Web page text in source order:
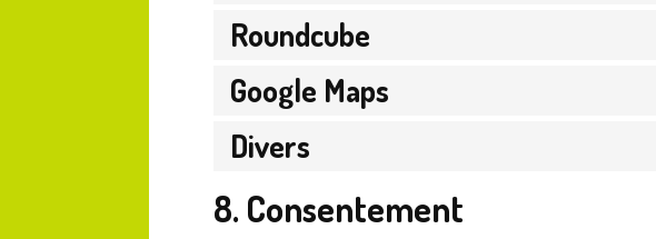
Roundcube
Google Maps
Divers
8. Consentement